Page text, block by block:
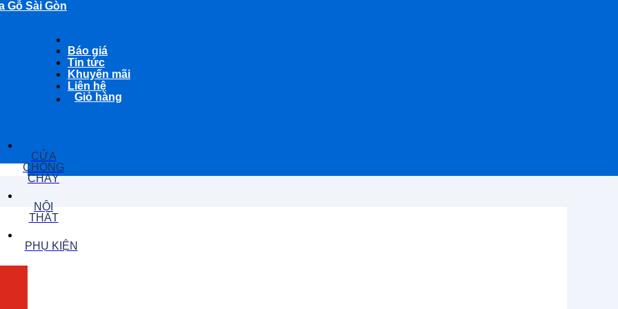
Gỗ Sài Gòn
Báo giá
Tin tức
Khuyến mãi
Liên hệ
Giỏ hàng
CỬA
CHỐNG
CHÁY
NỘI
THẤT
PHỤ KIỆN